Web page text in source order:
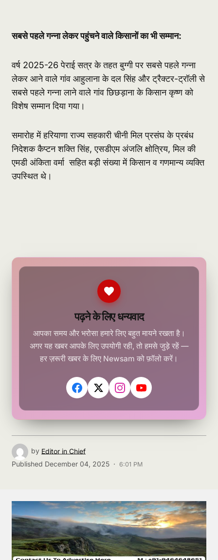
सबसे पहले गन्ना लेकर पहुंचने वाले किसानों का भी सम्मान:
वर्ष 2025-26 पेराई सत्र के तहत बुग्गी पर सबसे पहले गन्ना
लेकर आने वाले गांव आहुलाना के दल सिंह और ट्रैक्टर-ट्रॉली से
सबसे पहले गन्ना लाने वाले गांव छिछड़ाना के किसान कृष्ण को
विशेष सम्मान दिया गया।
समारोह में हरियाणा राज्य सहकारी चीनी मिल प्रसंघ के प्रबंध
निदेशक कैप्टन शक्ति सिंह, एसडीएम अंजलि क्षोत्रिय, मिल की
एमडी अंकिता वर्मा सहित बड़ी संख्या में किसान व गणमान्य व्यक्ति
उपस्थित थे।
पढ़ने के लिए धन्यवाद
आपका समय और भरोसा हमारे लिए बहुत मायने रखता है।
अगर यह खबर आपके लिए उपयोगी रही, तो हमसे जुड़े रहें —
हर ज़रूरी खबर के लिए Newsam को फ़ॉलो करें।
by Editor in Chief
Published December 04, 2025 · 6:01 PM